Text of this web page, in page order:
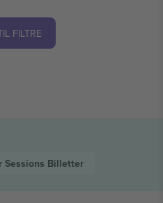
FILTRE
Sessions Billetter